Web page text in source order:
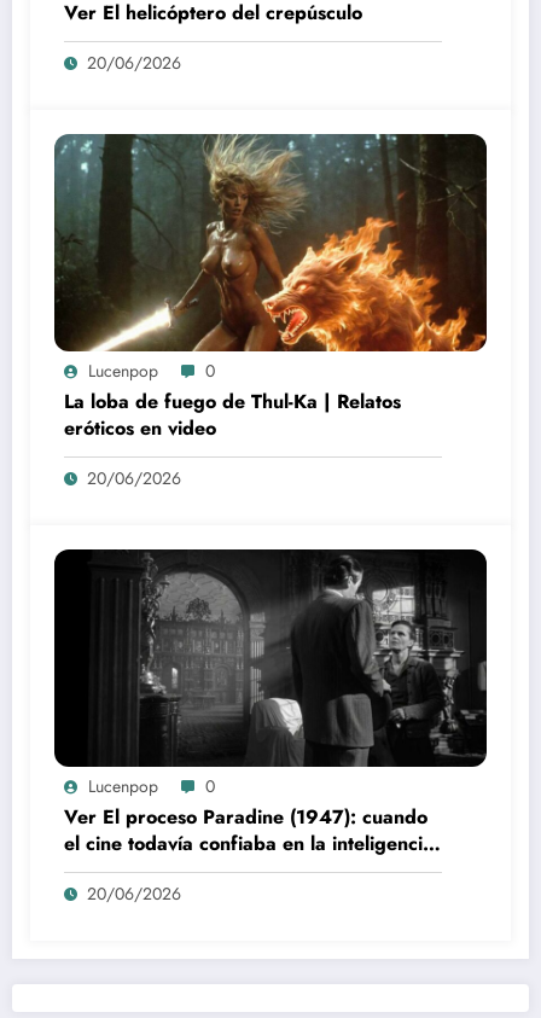
Ver El helicóptero del crepúsculo
20/06/2026
Lucenpop 0
La loba de fuego de Thul-Ka | Relatos
eróticos en video
20/06/2026
Lucenpop 0
Ver El proceso Paradine (1947): cuando
el cine todavía confiaba en la inteligencia
del espectador
20/06/2026